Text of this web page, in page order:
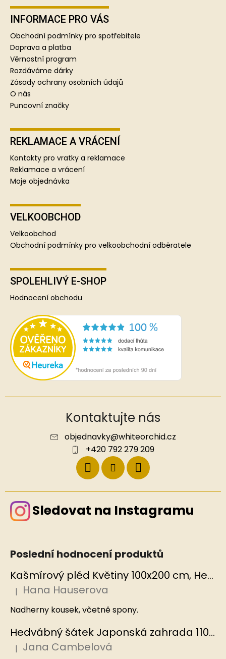
INFORMACE PRO VÁS
Obchodní podmínky pro spotřebitele
Doprava a platba
Věrnostní program
Rozdáváme dárky
Zásady ochrany osobních údajů
O nás
Puncovní značky
REKLAMACE A VRÁCENÍ
Kontakty pro vratky a reklamace
Reklamace a vrácení
Moje objednávka
VELKOOBCHOD
Velkoobchod
Obchodní podmínky pro velkoobchodní odběratele
SPOLEHLIVÝ E-SHOP
Hodnocení obchodu
Kontaktujte nás
objednavky@whiteorchid.cz
+420 792 279 209
Sledovat na Instagramu
Poslední hodnocení produktů
Kašmírový pléd Květiny 100x200 cm, Hedvábný svět
Hodnocení produktu je 5 z 5 hvězdiček.
| Hana Hauserova
Nadherny kousek, včetně spony.
Hedvábný šátek Japonská zahrada 110x110 cm v dárkovém balení, HEDVÁBNÝ SVĚT
Hodnocení produktu je 5 z 5 hvězdiček.
| Jana Cambelová